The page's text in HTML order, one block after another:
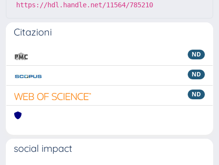
https://hdl.handle.net/11564/785210
Citazioni
ND
ND
ND
social impact